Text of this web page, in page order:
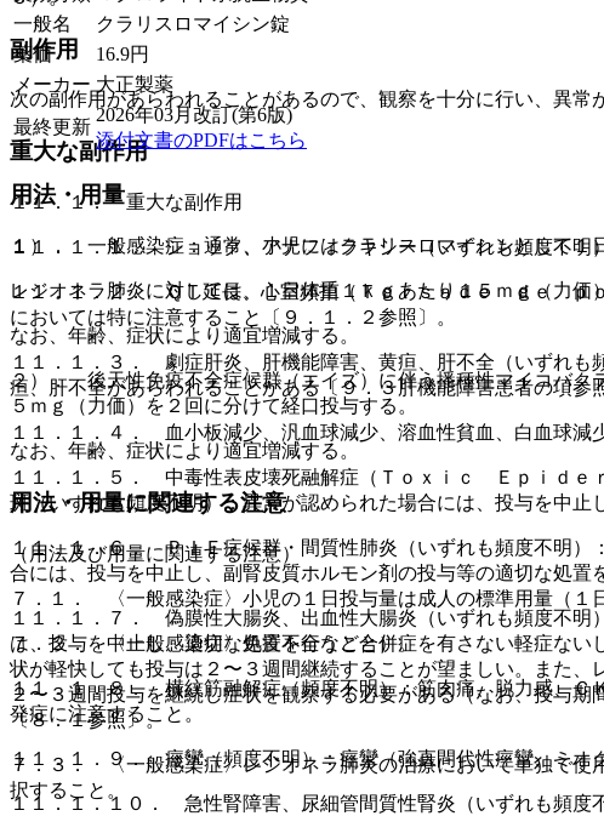
副作用
次の副作用があらわれることがあるので、観察を十分に行い、異
重大な副作用
１１．１． 重大な副作用
１１．１．１． ショック、アナフィラキシー（いずれも頻度不明
１１．１．２． ＱＴ延長、心室頻拍（Ｔｏｒｓａｄｅ ｄｅ ｐｏ
においては特に注意すること〔９．１．２参照〕。
１１．１．３． 劇症肝炎、肝機能障害、黄疸、肝不全（いずれも
疸、肝不全があらわれることがある〔９．３肝機能障害患者の項参
１１．１．４． 血小板減少、汎血球減少、溶血性貧血、白血球減
１１．１．５． 中毒性表皮壊死融解症（Ｔｏｘｉｃ Ｅｐｉｄｅ
斑（いずれも頻度不明）：異常が認められた場合には、投与を中止
１１．１．６． ＰＩＥ症候群・間質性肺炎（いずれも頻度不明）
合には、投与を中止し、副腎皮質ホルモン剤の投与等の適切な処置
１１．１．７． 偽膜性大腸炎、出血性大腸炎（いずれも頻度不明
は、投与を中止し、適切な処置を行うこと）。
１１．１．８． 横紋筋融解症（頻度不明）：筋肉痛、脱力感、Ｃ
発症に注意すること。
１１．１．９． 痙攣（頻度不明）：痙攣（強直間代性痙攣、ミオ
１１．１．１０． 急性腎障害、尿細管間質性腎炎（いずれも頻度
一般名
クラリスロマイシン錠
薬価
16.9円
メーカー 大正製薬
最終更新
2026年03月改訂(第6版)
添付文書のPDFはこちら
用法・用量
１）． 一般感染症：通常、小児にはクラリスロマイシンとして１
レジオネラ肺炎に対しては、１日体重１ｋｇあたり１５ｍｇ（力価
なお、年齢、症状により適宜増減する。
２）． 後天性免疫不全症候群（エイズ）に伴う播種性マイコバク
５ｍｇ（力価）を２回に分けて経口投与する。
なお、年齢、症状により適宜増減する。
用法・用量に関連する注意
（用法及び用量に関連する注意）
７．１． 〈一般感染症〉小児の１日投与量は成人の標準用量（１
７．２． 〈一般感染症〉免疫不全など合併症を有さない軽症ない
状が軽快しても投与は２〜３週間継続することが望ましい。また
２〜３週間投与を継続し症状を観察する必要がある（なお、投与
〔８．１参照〕。
７．３． 〈一般感染症〉レジオネラ肺炎の治療において単独で使
択すること。